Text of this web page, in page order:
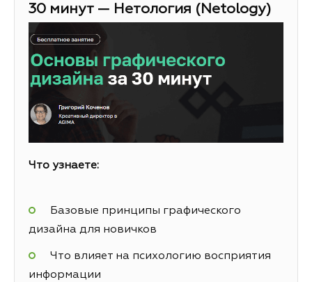
30 минут — Нетология (Netology)
Что узнаете:
Базовые принципы графического
дизайна для новичков
Что влияет на психологию восприятия
информации